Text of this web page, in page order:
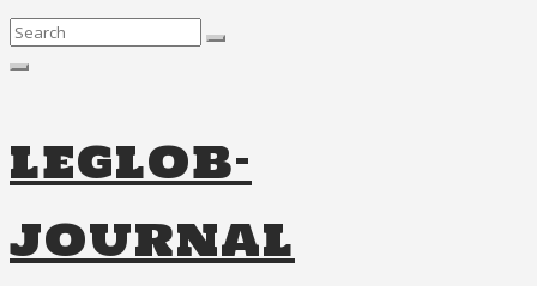
Search
leglob-
journal